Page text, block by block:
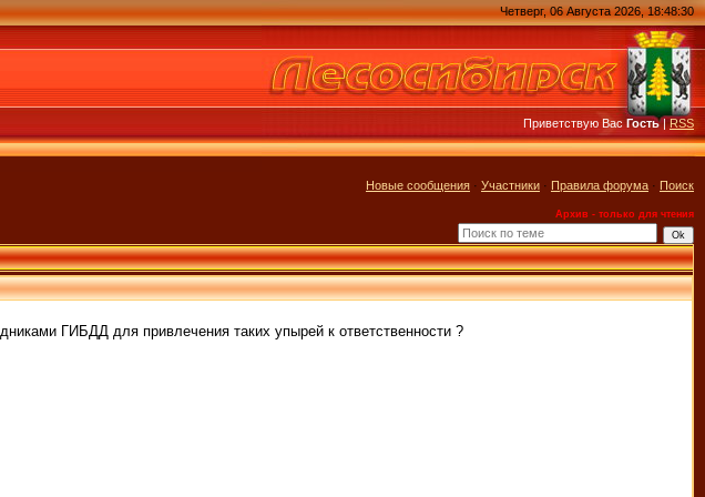
Четверг, 06 Августа 2026, 18:48:30
Приветствую ВасГость|RSS
Новые сообщения · Участники · Правила форума · Поиск
Архив - только для чтения
ГИБДД для привлечения таких упырей к ответственности ?